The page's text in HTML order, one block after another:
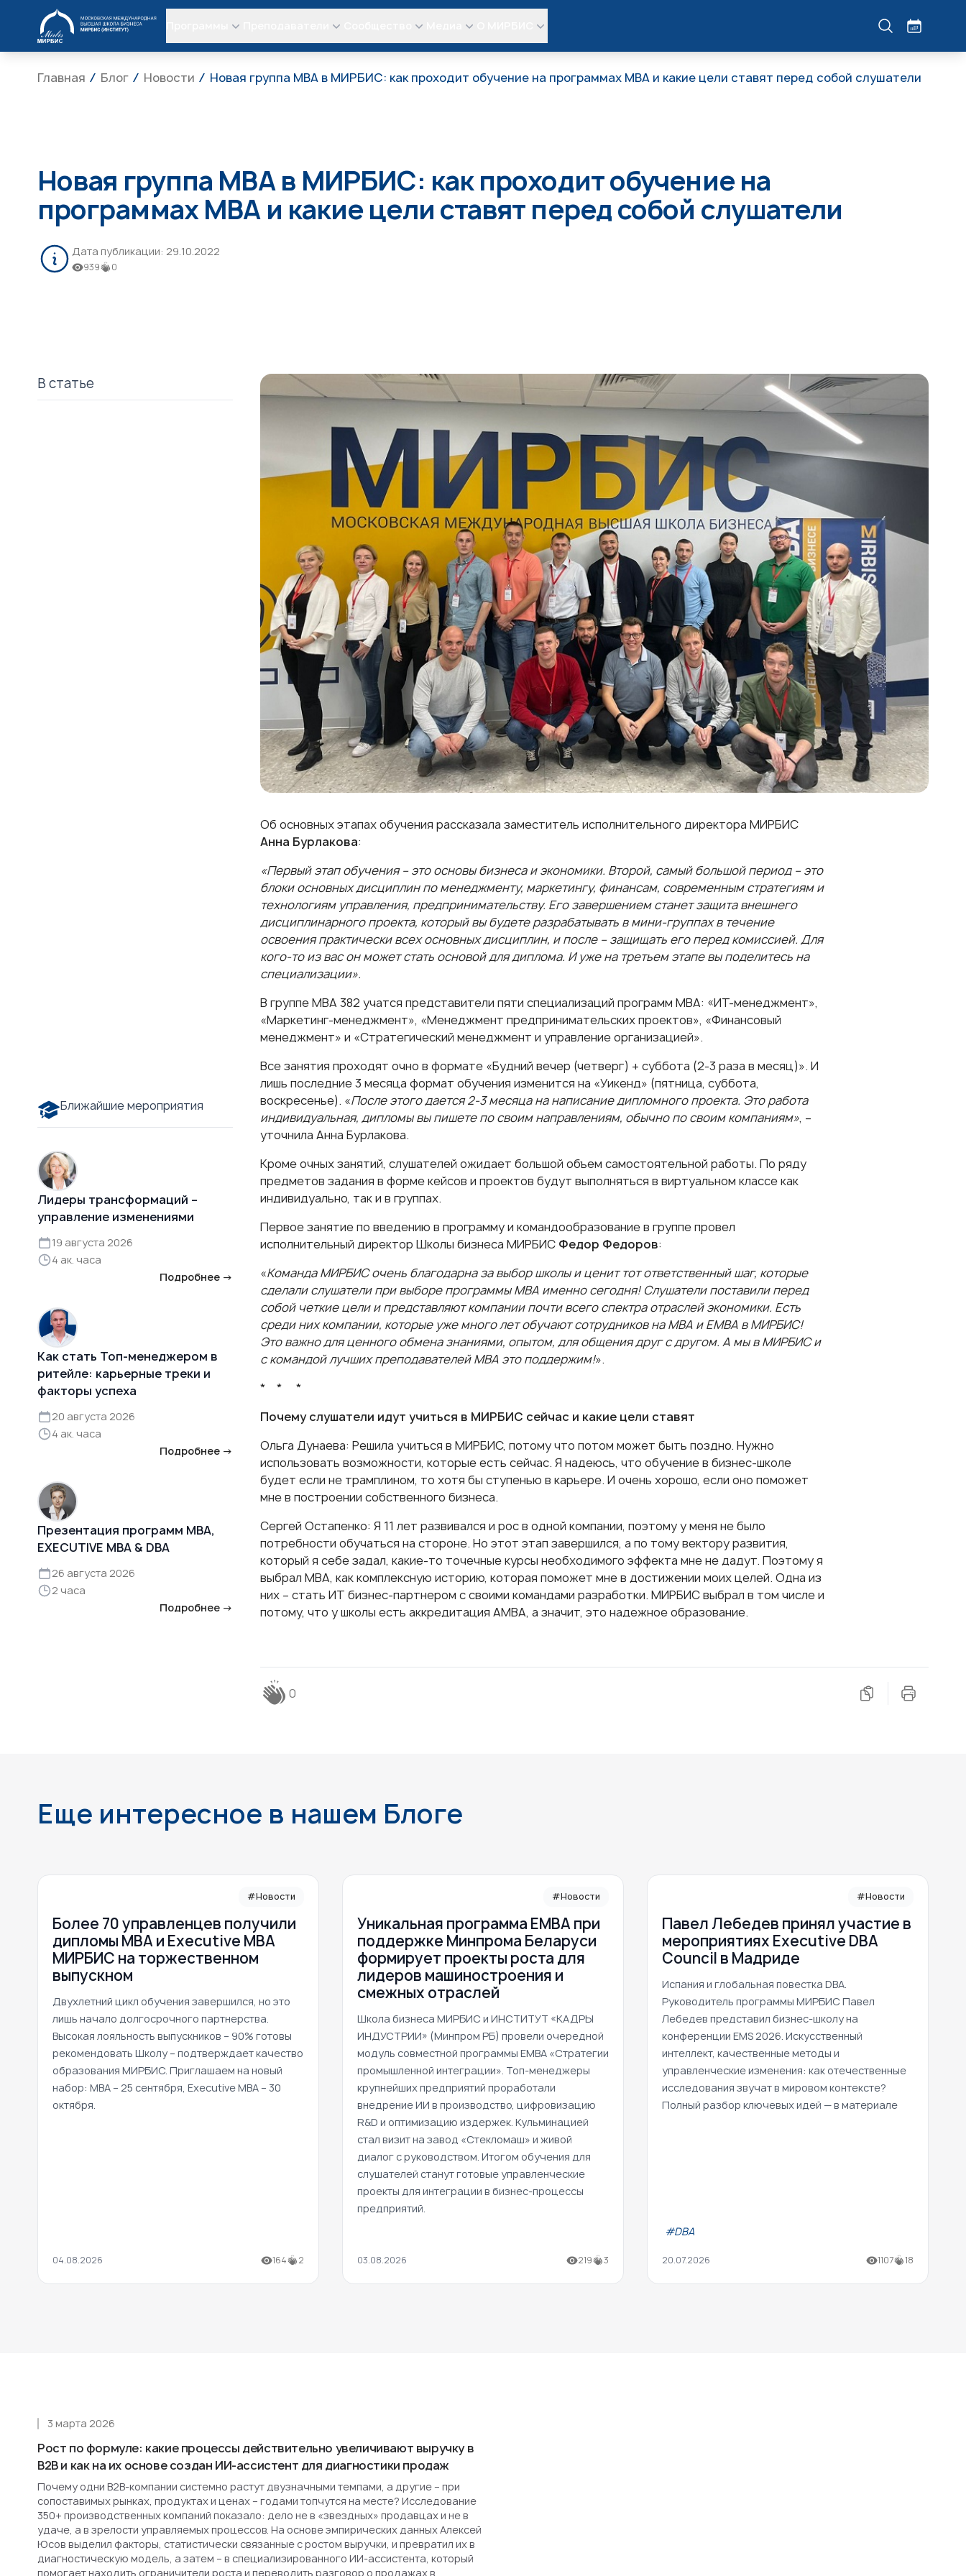
МИРБИС
Главная Блог Новости Новая группа МВА в МИРБИС: как проходит обучение на программах МВА и какие цели ставят перед собой слушатели
Новая группа МВА в МИРБИС: как проходит обучение на
программах МВА и какие цели ставят перед собой слушатели
Дата публикации: 29.10.2022
939 0
В статье
Об основных этапах обучения рассказала заместитель исполнительного директора МИРБИС
Анна Бурлакова:
«Первый этап обучения – это основы бизнеса и экономики. Второй, самый большой период – это
блоки основных дисциплин по менеджменту, маркетингу, финансам, современным стратегиям и
технологиям управления, предпринимательству. Его завершением станет защита внешнего
дисциплинарного проекта, который вы будете разрабатывать в мини-группах в течение
освоения практически всех основных дисциплин, и после – защищать его перед комиссией. Для
кого-то из вас он может стать основой для диплома. И уже на третьем этапе вы поделитесь на
специализации».
В группе МВА 382 учатся представители пяти специализаций программ МВА: «ИТ-менеджмент»,
«Маркетинг-менеджмент», «Менеджмент предпринимательских проектов», «Финансовый
менеджмент» и «Стратегический менеджмент и управление организацией».
Все занятия проходят очно в формате «Будний вечер (четверг) + суббота (2-3 раза в месяц)». И
лишь последние 3 месяца формат обучения изменится на «Уикенд» (пятница, суббота,
воскресенье). «После этого дается 2-3 месяца на написание дипломного проекта. Это работа
индивидуальная, дипломы вы пишете по своим направлениям, обычно по своим компаниям», –
уточнила Анна Бурлакова.
Кроме очных занятий, слушателей ожидает большой объем самостоятельной работы. По ряду
предметов задания в форме кейсов и проектов будут выполняться в виртуальном классе как
индивидуально, так и в группах.
Первое занятие по введению в программу и командообразование в группе провел
исполнительный директор Школы бизнеса МИРБИС Федор Федоров:
«Команда МИРБИС очень благодарна за выбор школы и ценит тот ответственный шаг, которые
сделали слушатели при выборе программы МВА именно сегодня! Слушатели поставили перед
собой четкие цели и представляют компании почти всего спектра отраслей экономики. Есть
среди них компании, которые уже много лет обучают сотрудников на МВА и ЕМВА в МИРБИС!
Это важно для ценного обмена знаниями, опытом, для общения друг с другом. А мы в МИРБИС и
с командой лучших преподавателей МВА это поддержим!».
* * *
Почему слушатели идут учиться в МИРБИС сейчас и какие цели ставят
Ольга Дунаева: Решила учиться в МИРБИС, потому что потом может быть поздно. Нужно
использовать возможности, которые есть сейчас. Я надеюсь, что обучение в бизнес-школе
будет если не трамплином, то хотя бы ступенью в карьере. И очень хорошо, если оно поможет
мне в построении собственного бизнеса.
Сергей Остапенко: Я 11 лет развивался и рос в одной компании, поэтому у меня не было
потребности обучаться на стороне. Но этот этап завершился, а по тому вектору развития,
который я себе задал, какие-то точечные курсы необходимого эффекта мне не дадут. Поэтому я
выбрал МВА, как комплексную историю, которая поможет мне в достижении моих целей. Одна из
них – стать ИТ бизнес-партнером с своими командами разработки. МИРБИС выбрал в том числе и
потому, что у школы есть аккредитация АМВА, а значит, это надежное образование.
Ближайшие мероприятия
Лидеры трансформаций –
управление изменениями
19 августа 2026
4 ак. часа
Подробнее →
Как стать Топ-менеджером в
ритейле: карьерные треки и
факторы успеха
20 августа 2026
4 ак. часа
Подробнее →
Презентация программ MBA,
EXECUTIVE MBA & DBA
26 августа 2026
2 часа
Подробнее →
0
Еще интересное в нашем Блоге
#Новости
Более 70 управленцев получили
дипломы MBA и Executive MBA
МИРБИС на торжественном
выпускном
Двухлетний цикл обучения завершился, но это
лишь начало долгосрочного партнерства.
Высокая лояльность выпускников – 90% готовы
рекомендовать Школу – подтверждает качество
образования МИРБИС. Приглашаем на новый
набор: MBA – 25 сентября, Executive MBA – 30
октября.
04.08.2026 164 2
#Новости
Уникальная программа ЕМВА при
поддержке Минпрома Беларуси
формирует проекты роста для
лидеров машиностроения и
смежных отраслей
Школа бизнеса МИРБИС и ИНСТИТУТ «КАДРЫ
ИНДУСТРИИ» (Минпром РБ) провели очередной
модуль совместной программы EMBA «Стратегии
промышленной интеграции». Топ-менеджеры
крупнейших предприятий проработали
внедрение ИИ в производство, цифровизацию
R&D и оптимизацию издержек. Кульминацией
стал визит на завод «Стекломаш» и живой
диалог с руководством. Итогом обучения для
слушателей станут готовые управленческие
проекты для интеграции в бизнес-процессы
предприятий.
03.08.2026 219 3
#Новости
Павел Лебедев принял участие в
мероприятиях Executive DBA
Council в Мадриде
Испания и глобальная повестка DBA.
Руководитель программы МИРБИС Павел
Лебедев представил бизнес-школу на
конференции EMS 2026. Искусственный
интеллект, качественные методы и
управленческие изменения: как отечественные
исследования звучат в мировом контексте?
Полный разбор ключевых идей — в материале
#DBA
20.07.2026 1107 18
Рост по формуле: какие процессы действительно увеличивают выручку в
B2B и как на их основе создан ИИ-ассистент для диагностики продаж
3 марта 2026
Почему одни B2B-компании системно растут двузначными темпами, а другие – при
сопоставимых рынках, продуктах и ценах – годами топчутся на месте? Исследование
350+ производственных компаний показало: дело не в «звездных» продавцах и не в
удаче, а в зрелости управляемых процессов. На основе эмпирических данных Алексей
Юсов выделил факторы, статистически связанные с ростом выручки, и превратил их в
диагностическую модель, а затем – в специализированного ИИ-ассистента, который
помогает находить ограничители роста и переводить разговор о продажах в